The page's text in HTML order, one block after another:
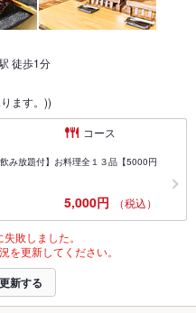
徒歩1分
ます。))
コース
み放題付】お料理全１３品【5000円
5,000円 （税込）
敗しました。
を更新してください。
新する